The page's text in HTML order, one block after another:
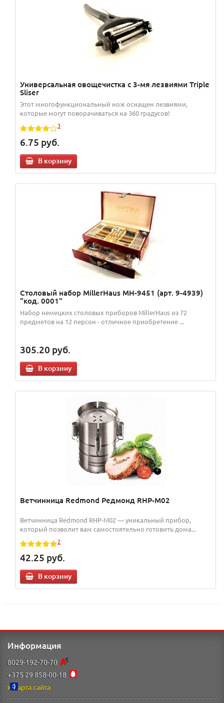
Универсальная овощечистка с 3-мя лезвиями Triple
Sliser
Этот многофункциональный нож оснащен лезвиями,
которые могут поворачиваться на 360 градусов!
3
6.75 руб.
В корзину
Столовый набор MillerHaus MH-9451 (арт. 9-4939)
"код. 0001"
Набор немецких столовых приборов MillerHaus из 72
предметов на 12 персон - отличное приобретение ...
305.20 руб.
В корзину
Ветчинница Redmond Редмонд RHP-M02
Ветчинница Redmond RHP-M02 — уникальный прибор,
который позволит вам самостоятельно готовить дома...
2
42.25 руб.
В корзину
Информация
8029-192-70-70
+375 29 858-00-18
Карта сайта